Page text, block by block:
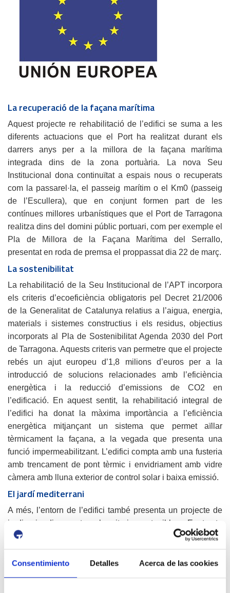
Consentimiento Detalles Acerca de las cookies
La recuperació de la façana marítima
Aquest projecte re rehabilitació de l’edifici se suma a les
diferents actuacions que el Port ha realitzat durant els
darrers anys per a la millora de la façana marítima
integrada dins de la zona portuària. La nova Seu
Institucional dona continuïtat a espais nous o recuperats
com la passarel·la, el passeig marítim o el Km0 (passeig
de l’Escullera), que en conjunt formen part de les
contínues millores urbanístiques que el Port de Tarragona
realitza dins del domini públic portuari, com per exemple el
Pla de Millora de la Façana Marítima del Serrallo,
presentat en roda de premsa el proppassat dia 22 de març.
La sostenibilitat
La rehabilitació de la Seu Institucional de l’APT incorpora
els criteris d’ecoeficiència obligatoris pel Decret 21/2006
de la Generalitat de Catalunya relatius a l’aigua, energia,
materials i sistemes constructius i els residus, objectius
incorporats al Pla de Sostenibilitat Agenda 2030 del Port
de Tarragona. Aquests criteris van permetre que el projecte
rebés un ajut europeu d’1,8 milions d’euros per a la
introducció de solucions relacionades amb l’eficiència
energètica i la reducció d’emissions de CO2 en
l’edificació. En aquest sentit, la rehabilitació integral de
l’edifici ha donat la màxima importància a l’eficiència
energètica mitjançant un sistema que permet aïllar
tèrmicament la façana, a la vegada que presenta una
funció impermeabilitzant. L’edifici compta amb una fusteria
amb trencament de pont tèrmic i envidriament amb vidre
càmera amb lluna exterior de control solar i baixa emissió.
El jardí mediterrani
A més, l’entorn de l’edifici també presenta un projecte de
jardineria dissenyat amb criteris sostenibles. Es tracta
d’una jardineria formada per 2.500 unitats de vegetació
autòctona o adaptada a clima litoral mediterrani de més de
vint espècies diferents com és ara el romaní, el pi pinyer o